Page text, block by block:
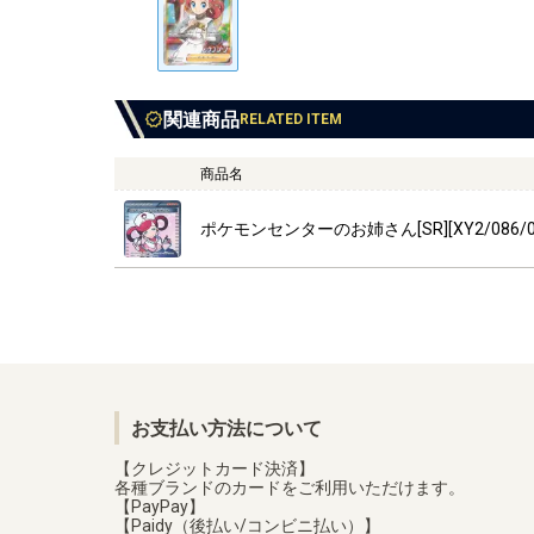
関連商品RELATED ITEM
商品名
ポケモンセンターのお姉さん[SR][XY2/086/
お支払い方法について
【クレジットカード決済】
各種ブランドのカードをご利用いただけます。
【PayPay】
【Paidy（後払い/コンビニ払い）】